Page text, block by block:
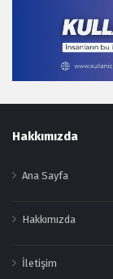
Footer
Hakkımızda
Ana Sayfa
Hakkımızda
İletişim